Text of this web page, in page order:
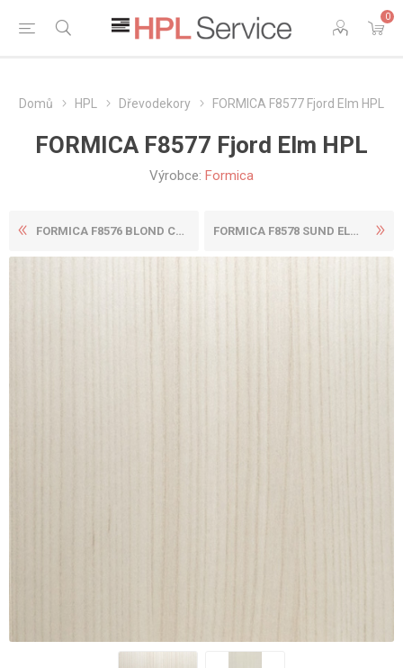
0
Domů HPL Dřevodekory FORMICA F8577 Fjord Elm HPL
FORMICA F8577 Fjord Elm HPL
Výrobce: Formica
FORMICA F8576 BLOND CEDAR H... FORMICA F8578 SUND ELM HPL